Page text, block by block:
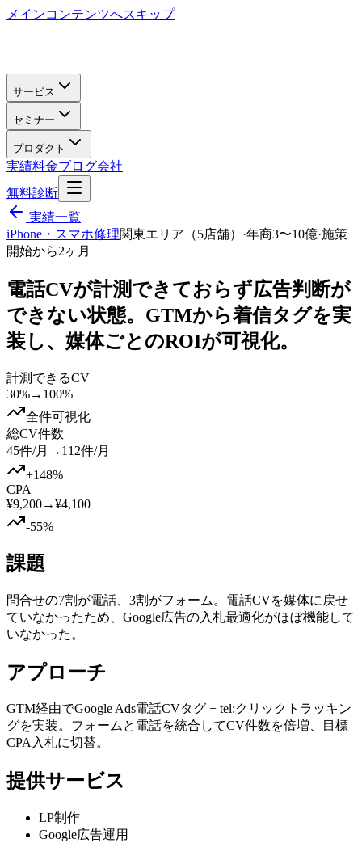
メインコンテンツへスキップ
サービス
セミナー
プロダクト
実績料金ブログ会社
無料診断
実績一覧
iPhone・スマホ修理関東エリア（5店舗） ·年商3〜10億·施策
開始から2ヶ月
電話CVが計測できておらず広告判断が
できない状態。GTMから着信タグを実
装し、媒体ごとのROIが可視化。
計測できるCV
30%→ 100%
全件可視化
総CV件数
45件/月 → 112件/月
+148%
CPA
¥9,200→¥4,100
-55%
課題
問合せの7割が電話、3割がフォーム。電話CVを媒体に戻せ
ていなかったため、Google広告の入札最適化がほぼ機能して
いなかった。
アプローチ
GTM経由でGoogle Ads電話CVタグ + tel:クリックトラッキン
グを実装。フォームと電話を統合してCV件数を倍増、目標
CPA入札に切替。
提供サービス
LP制作
Google広告運用